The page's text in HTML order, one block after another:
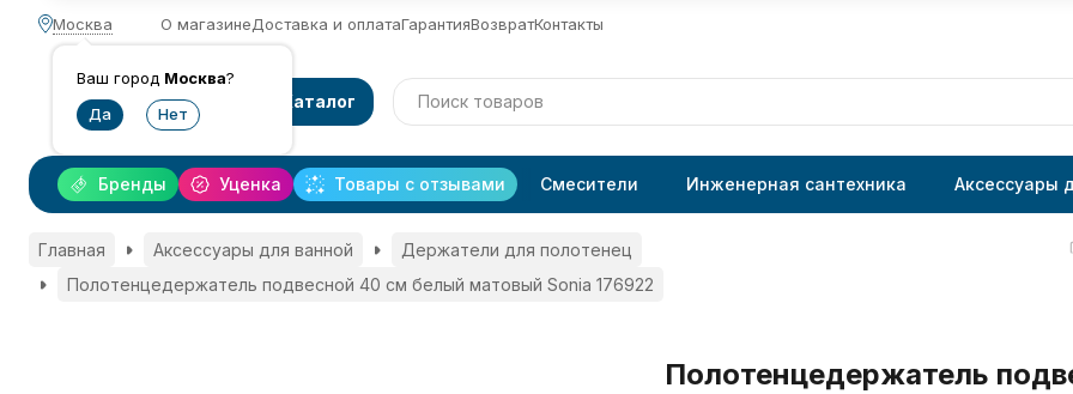
Москва
Ваш город Москва?
О магазинеДоставка и оплатаГарантияВозвратКонтакты
Каталог
Уценка Товары с отзывами
Бренды Смесители Инженерная сантехника Аксессуары
Главная Аксессуары для ванной
Держатели для полотенец
Полотенцедержатель подвесной 40 см белый матовый Sonia 176922
Полотенцедержатель